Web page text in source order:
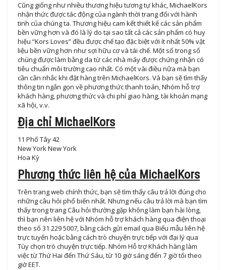
Cũng giống như nhiều thương hiệu tương tự khác, MichaelKors
nhận thức được tác động của ngành thời trang đối với hành
tinh của chúng ta. Thương hiệu cam kết thiết kế các sản phẩm
bền vững hơn và đó là lý do tại sao tất cả các sản phẩm có huy
hiệu “Kors Loves” đều được chế tạo đặc biệt với ít nhất 50% vật
liệu bền vững hơn như sợi hữu cơ và tái chế. Một số trong số
chúng được làm bằng da từ các nhà máy được chứng nhận có
tiêu chuẩn môi trường cao nhất. Có một vài điều nữa mà bạn
cần cân nhắc khi đặt hàng trên MichaelKors. Và bạn sẽ tìm thấy
thông tin ngắn gọn về phương thức thanh toán, Nhóm hỗ trợ
khách hàng, phương thức và chi phí giao hàng, tài khoản mạng
xã hội, v.v.
Địa chỉ MichaelKors
11 Phố Tây 42
New York New York
Hoa Kỳ
Phương thức liên hệ của MichaelKors
Trên trang web chính thức, bạn sẽ tìm thấy câu trả lời đúng cho
những câu hỏi phổ biến nhất. Nhưng nếu câu trả lời mà bạn tìm
thấy trong trang Câu hỏi thường gặp không làm bạn hài lòng,
thì bạn nên liên hệ với Nhóm hỗ trợ khách hàng qua điện thoại
theo số 31 229 5007, bằng cách gửi email qua Biểu mẫu liên hệ
trực tuyến hoặc bằng cách trò chuyện trực tiếp với đại lý qua
Tùy chọn trò chuyện trực tiếp. Nhóm Hỗ trợ Khách hàng làm
việc từ Thứ Hai đến Thứ Sáu, từ 10 giờ sáng đến 7 giờ tối theo
giờ EET.